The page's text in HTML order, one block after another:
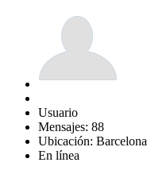
Usuario
Mensajes: 88
Ubicación: Barcelona
En línea